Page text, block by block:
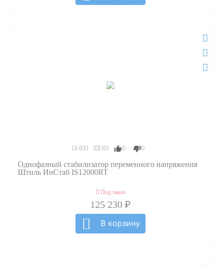
(3.63) (0) 0 0
Однофазный стабилизатор переменного напряжения
Штиль ИнСтаб IS12000RT
Под заказ
125 230 ₽
В корзину